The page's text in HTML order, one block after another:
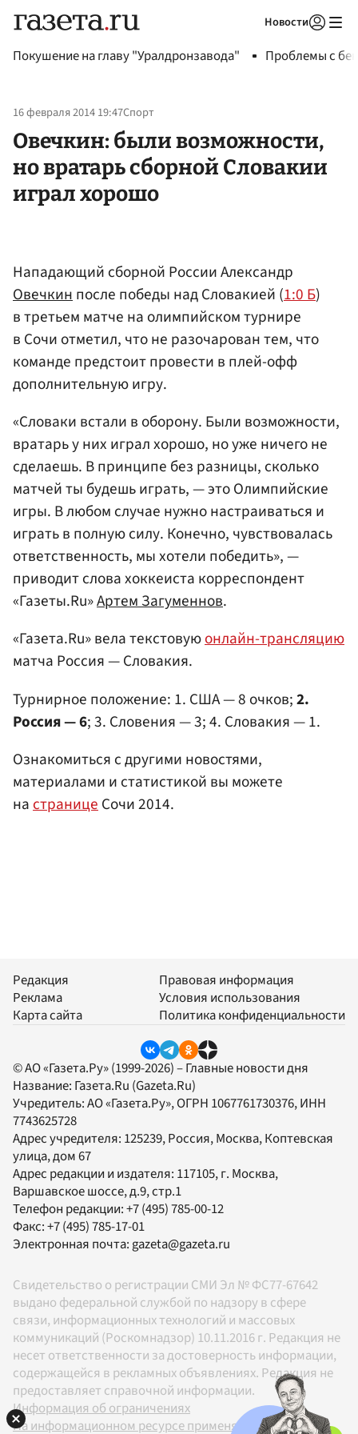
Новости
Покушение на главу "Уралдронзавода" Проблемы с
16 февраля 2014 19:47Спорт
Овечкин: были возможности,
но вратарь сборной Словакии
играл хорошо
Нападающий сборной России Александр
Овечкинпосле победы над Словакией (1:0 Б)
в третьем матче на олимпийском турнире
в Сочи отметил, что не разочарован тем, что
команде предстоит провести в плей-офф
дополнительную игру.
«Словаки встали в оборону. Были возможности,
вратарь у них играл хорошо, но уже ничего не
сделаешь. В принципе без разницы, сколько
матчей ты будешь играть, — это Олимпийские
игры. В любом случае нужно настраиваться и
играть в полную силу. Конечно, чувствовалась
ответственность, мы хотели победить», —
приводит слова хоккеиста корреспондент
«Газеты.Ru»Артем Загуменнов.
«Газета.Ru» вела текстовуюонлайн-трансляцию
матча Россия — Словакия.
Турнирное положение: 1. США — 8 очков;2.
Россия — 6; 3. Словения — 3; 4. Словакия — 1.
Ознакомиться с другими новостями,
материалами и статистикой вы можете
настраницеСочи 2014.
Редакция
Реклама
Карта сайта
Правовая информация
Условия использования
Политика конфиденциальности
© АО «Газета.Ру» (1999-2026) – Главные новости дня
Название: Газета.Ru (Gazeta.Ru)
Учредитель:АО «Газета.Ру», ОГРН 1067761730376, ИНН
7743625728
Адрес учредителя: 125239, Россия, Москва, Коптевская
улица, дом 67
Адрес редакции и издателя: 117105, г. Москва,
Варшавское шоссе, д.9, стр.1
Телефон редакции:+7 (495) 785-00-12
Факс:+7 (495) 785-17-01
Электронная почта:gazeta@gazeta.ru
Свидетельство о регистрации СМИ Эл № ФС77-67642
выдано федеральной службой по надзору в сфере
связи, информационных технологий и массовых
коммуникаций (Роскомнадзор) 10.11.2016 г. Редакция не
несет ответственности за достоверность информации,
содержащейся в рекламных объявлениях. Редакция не
предоставляет справочной информации.
Информация об ограничениях
На информационном ресурсе применяются